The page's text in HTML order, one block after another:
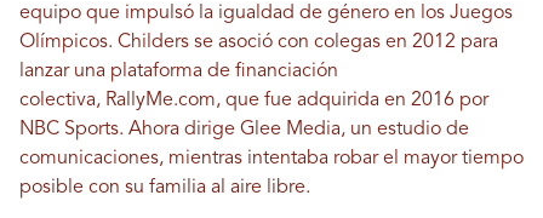
equipo que impulsó la igualdad de género en los Juegos
Olímpicos. Childers se asoció con colegas en 2012 para
lanzar una plataforma de financiación
colectiva, RallyMe.com, que fue adquirida en 2016 por
NBC Sports. Ahora dirige Glee Media, un estudio de
comunicaciones, mientras intentaba robar el mayor tiempo
posible con su familia al aire libre.